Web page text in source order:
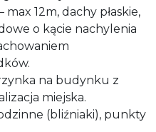
12m, dachy płaskie,
o kącie nachylenia
na budynku z
miejska.
(bliźniaki), punkty